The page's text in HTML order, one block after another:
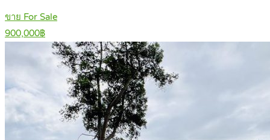
ขาย For Sale
900,000฿